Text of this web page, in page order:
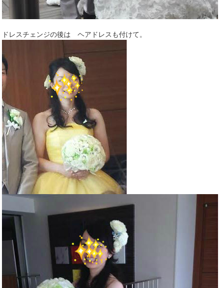
ドレスチェンジの後は ヘアドレスも付けて。